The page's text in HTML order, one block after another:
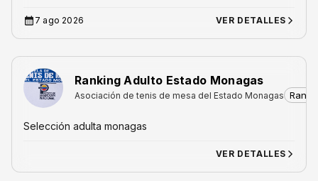
7 ago 2026 VER DETALLES
Ranking Adulto Estado Monagas
Asociación de tenis de mesa del Estado Monagas
Selección adulta monagas
VER DETALLES